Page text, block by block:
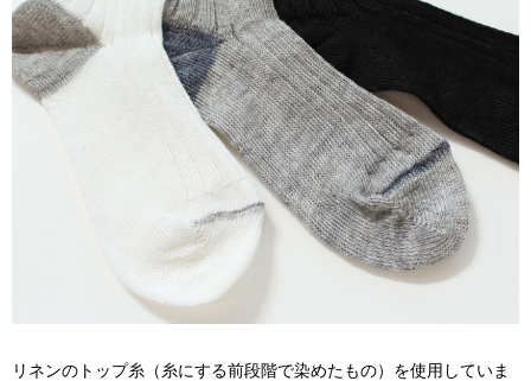
リネンのトップ糸（糸にする前段階で染めたもの）を使用していま